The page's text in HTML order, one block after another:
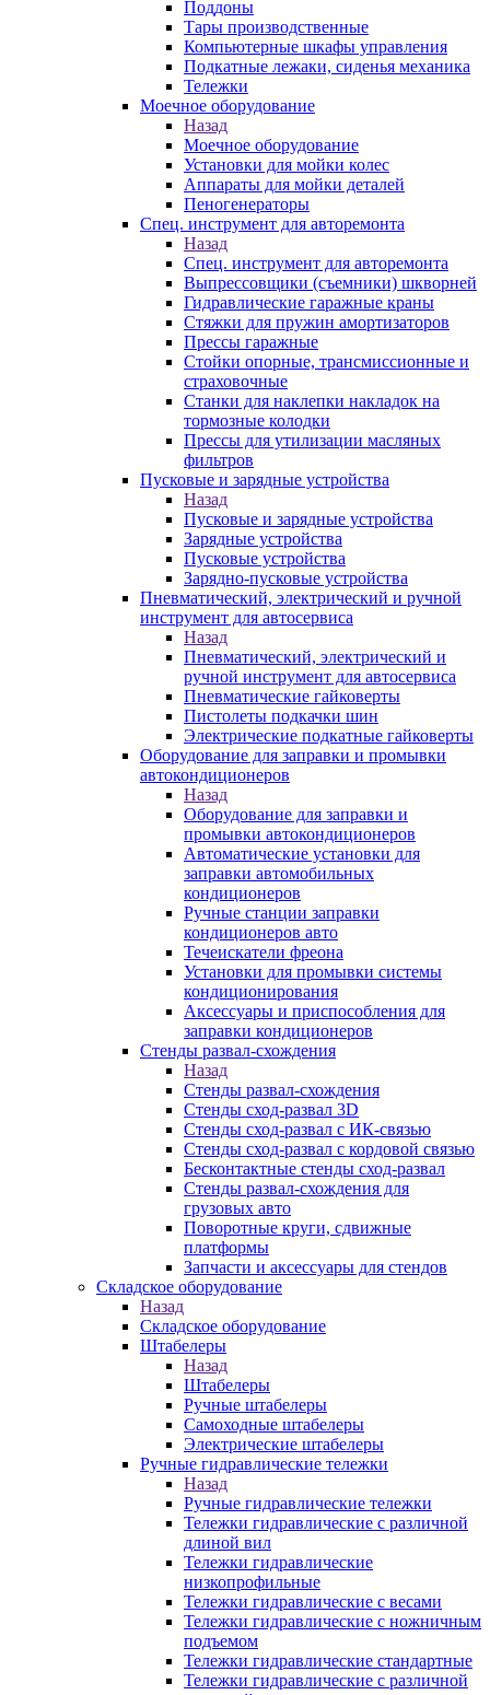
Поддоны
Тары производственные
Компьютерные шкафы управления
Подкатные лежаки, сиденья механика
Тележки
Моечное оборудование
Назад
Моечное оборудование
Установки для мойки колес
Аппараты для мойки деталей
Пеногенераторы
Спец. инструмент для авторемонта
Назад
Спец. инструмент для авторемонта
Выпрессовщики (съемники) шкворней
Гидравлические гаражные краны
Стяжки для пружин амортизаторов
Прессы гаражные
Стойки опорные, трансмиссионные и
страховочные
Станки для наклепки накладок на
тормозные колодки
Прессы для утилизации масляных
фильтров
Пусковые и зарядные устройства
Назад
Пусковые и зарядные устройства
Зарядные устройства
Пусковые устройства
Зарядно-пусковые устройства
Пневматический, электрический и ручной
инструмент для автосервиса
Назад
Пневматический, электрический и
ручной инструмент для автосервиса
Пневматические гайковерты
Пистолеты подкачки шин
Электрические подкатные гайковерты
Оборудование для заправки и промывки
автокондиционеров
Назад
Оборудование для заправки и
промывки автокондиционеров
Автоматические установки для
заправки автомобильных
кондиционеров
Ручные станции заправки
кондиционеров авто
Течеискатели фреона
Установки для промывки системы
кондиционирования
Аксессуары и приспособления для
заправки кондиционеров
Стенды развал-схождения
Назад
Стенды развал-схождения
Стенды сход-развал 3D
Стенды сход-развал с ИК-связью
Стенды сход-развал с кордовой связью
Бесконтактные стенды сход-развал
Стенды развал-схождения для
грузовых авто
Поворотные круги, сдвижные
платформы
Запчасти и аксессуары для стендов
Складское оборудование
Назад
Складское оборудование
Штабелеры
Назад
Штабелеры
Ручные штабелеры
Самоходные штабелеры
Электрические штабелеры
Ручные гидравлические тележки
Назад
Ручные гидравлические тележки
Тележки гидравлические с различной
длиной вил
Тележки гидравлические
низкопрофильные
Тележки гидравлические с весами
Тележки гидравлические с ножничным
подъемом
Тележки гидравлические стандартные
Тележки гидравлические с различной